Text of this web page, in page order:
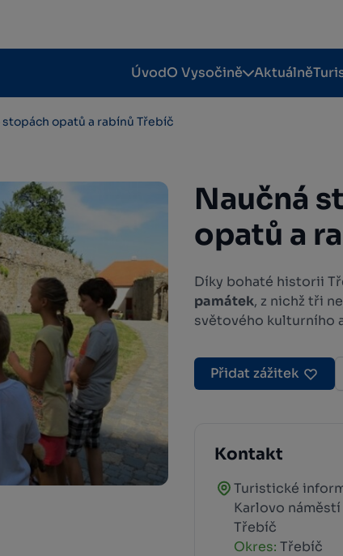
ÚvodO Vysočině Aktuálně
stopách opatů a rabínů Třebíč
Naučná
opatů a
Díky bohaté historii
památek, z nichž tři
světového kulturního
Přidat zážitek
Kontakt
Turistické
Karlovo náměstí
Třebíč
Okres: Třebíč